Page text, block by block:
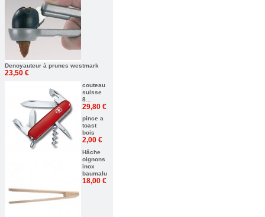
Denoyauteur à prunes westmark
23,50 €
couteau
suisse
8...
29,80 €
pince a
toast
bois
2,00 €
Hâche
oignons
inox
baumalu
18,00 €